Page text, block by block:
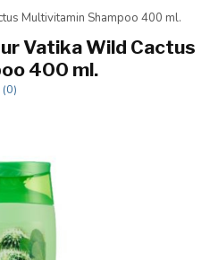
Multivitamin Shampoo 400 ml.
Vatika Wild Cactus
400 ml.
(0)